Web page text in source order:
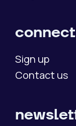
Sign up
Contact us